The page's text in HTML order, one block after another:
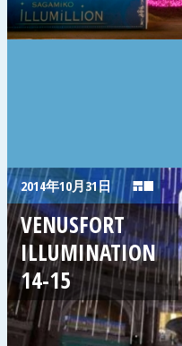
2014年10月31日
VENUSFORT
ILLUMINATION
14-15